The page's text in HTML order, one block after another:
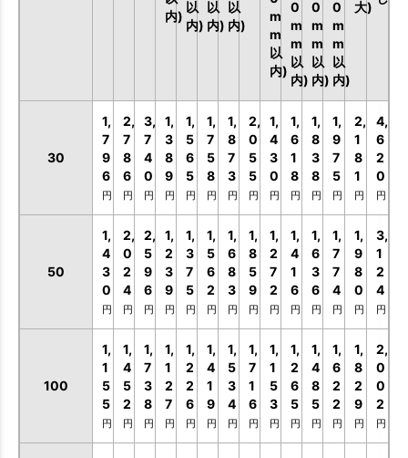
内)
以
内)
以
内)
以
内)
m
m
以
内)
0
m
m
以
内)
0
m
m
以
内)
0
m
m
以
内)
大)
30
1,
7
9
6
円
2,
7
8
6
円
3,
7
4
0
円
1,
3
8
9
円
1,
5
6
5
円
1,
7
5
8
円
1,
8
7
3
円
2,
0
5
5
円
1,
4
3
0
円
1,
6
1
8
円
1,
8
3
8
円
1,
9
7
5
円
2,
1
8
1
円
4,
6
2
0
円
50
1,
4
3
0
円
2,
0
2
4
円
2,
5
9
6
円
1,
2
3
9
円
1,
3
7
5
円
1,
5
6
2
円
1,
6
8
3
円
1,
8
5
9
円
1,
2
7
2
円
1,
4
1
6
円
1,
6
3
6
円
1,
7
7
4
円
1,
9
8
0
円
3,
1
2
4
円
100
1,
1
5
5
円
1,
4
5
2
円
1,
7
3
8
円
1,
1
2
7
円
1,
2
2
6
円
1,
4
1
9
円
1,
5
3
4
円
1,
7
1
6
円
1,
1
5
3
円
1,
2
6
5
円
1,
4
8
5
円
1,
6
2
2
円
1,
8
2
9
円
2,
0
0
2
円